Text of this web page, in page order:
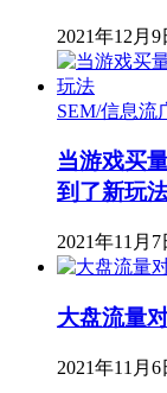
2021年12月9
SEM/信息流
当游戏买
到了新玩
2021年11月7
大盘流量
2021年11月6